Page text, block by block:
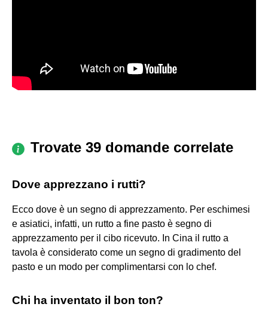
Trovate 39 domande correlate
Dove apprezzano i rutti?
Ecco dove è un segno di apprezzamento. Per eschimesi
e asiatici, infatti, un rutto a fine pasto è segno di
apprezzamento per il cibo ricevuto. In Cina il rutto a
tavola è considerato come un segno di gradimento del
pasto e un modo per complimentarsi con lo chef.
Chi ha inventato il bon ton?